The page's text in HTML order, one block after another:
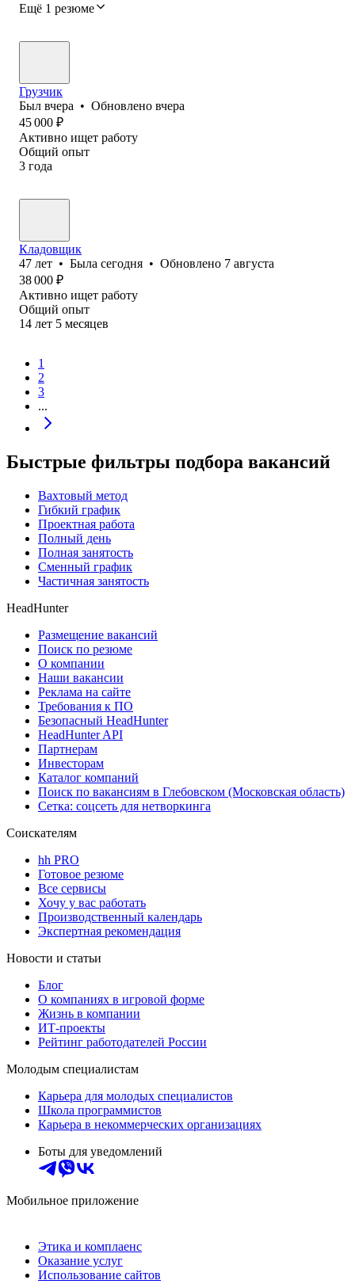
Ещё 1 резюме
Грузчик
Был вчера • Обновлено вчера
45 000 ₽
Активно ищет работу
Общий опыт
3 года
Кладовщик
47 лет • Была сегодня • Обновлено 7 августа
38 000 ₽
Активно ищет работу
Общий опыт
14 лет 5 месяцев
1
2
3
...
Быстрые фильтры подбора вакансий
Вахтовый метод
Гибкий график
Проектная работа
Полный день
Полная занятость
Сменный график
Частичная занятость
HeadHunter
Размещение вакансий
Поиск по резюме
О компании
Наши вакансии
Реклама на сайте
Требования к ПО
Безопасный HeadHunter
HeadHunter API
Партнерам
Инвесторам
Каталог компаний
Поиск по вакансиям в Глебовском (Московская область)
Сетка: соцсеть для нетворкинга
Соискателям
hh PRO
Готовое резюме
Все сервисы
Хочу у вас работать
Производственный календарь
Экспертная рекомендация
Новости и статьи
Блог
О компаниях в игровой форме
Жизнь в компании
ИТ-проекты
Рейтинг работодателей России
Молодым специалистам
Карьера для молодых специалистов
Школа программистов
Карьера в некоммерческих организациях
Боты для уведомлений
Мобильное приложение
Этика и комплаенс
Оказание услуг
Использование сайтов